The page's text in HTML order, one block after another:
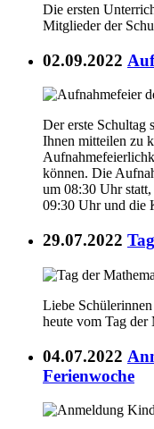
Die ersten
Mitglieder der
02.09.2022
Der erste Schultag
Ihnen mitteilen zu
können. Die
um 08:30 Uhr
09:30 Uhr und die
29.07.2022
Liebe
heute vom Tag der
04.07.2022
Ferienwoche